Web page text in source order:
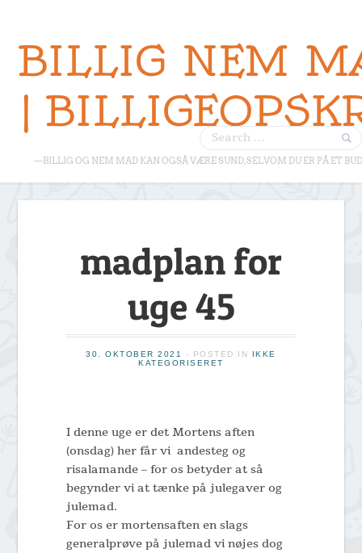
BILLIG NEM
|
—BILLIG OG NEM MAD KAN OGSÅ VÆRE SUND, SELVOM DU ER PÅ ET
madplan for
uge 45
30. OKTOBER 2021 - POSTED IN
IKKE
KATEGORISERET
I denne uge er det Mortens aften
(onsdag) her får vi andesteg og
risalamande – for os betyder at så
begynder vi at tænke på julegaver og
julemad.
For os er mortensaften en slags
generalprøve på julemad vi nøjes dog